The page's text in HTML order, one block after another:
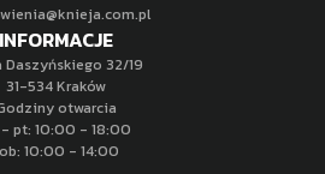
INFORMACJE
Daszyńskiego 32/19
31-534 Kraków
otwarcia
pt: 10:00 - 18:00
10:00 - 14:00